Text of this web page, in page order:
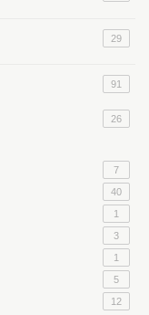
29
91
26
7
40
1
3
1
5
12